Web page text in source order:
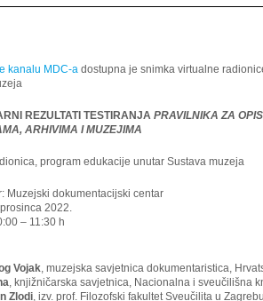
kanalu MDC-a dostupna je snimka virtualne
REZULTATI TESTIRANJA PRAVILNIKA ZA
ARHIVIMA I MUZEJIMA
program edukacije unutar Sustava muzeja
Muzejski dokumentacijski centar
2022.
– 11:30 h
Vojak, muzejska savjetnica dokumentaristica,
, knjižničarska savjetnica, Nacionalna i sveučilišna
Zlodi, izv. prof. Filozofski fakultet Sveučilita u